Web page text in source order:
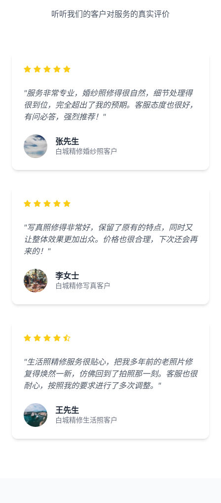
听听我们的客户对服务的真实评价
"服务非常专业，婚纱照修得很自然，细节处理得
很到位，完全超出了我的预期。客服态度也很好，
有问必答，强烈推荐！"
张先生
白城精修婚纱照客户
"写真照修得非常好，保留了原有的特点，同时又
让整体效果更加出众。价格也很合理，下次还会再
来的！"
李女士
白城精修写真客户
"生活照精修服务很贴心，把我多年前的老照片修
复得焕然一新，仿佛回到了拍照那一刻。客服也很
耐心，按照我的要求进行了多次调整。"
王先生
白城精修生活照客户